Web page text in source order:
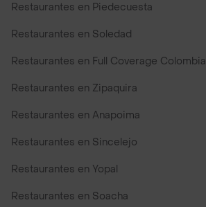
Restaurantes en Piedecuesta
Restaurantes en Soledad
Restaurantes en Full Coverage Colombia
Restaurantes en Zipaquira
Restaurantes en Anapoima
Restaurantes en Sincelejo
Restaurantes en Yopal
Restaurantes en Soacha